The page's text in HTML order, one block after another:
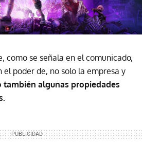
como se señala en el comunicado,
el poder de, no solo la empresa y
también algunas propiedades